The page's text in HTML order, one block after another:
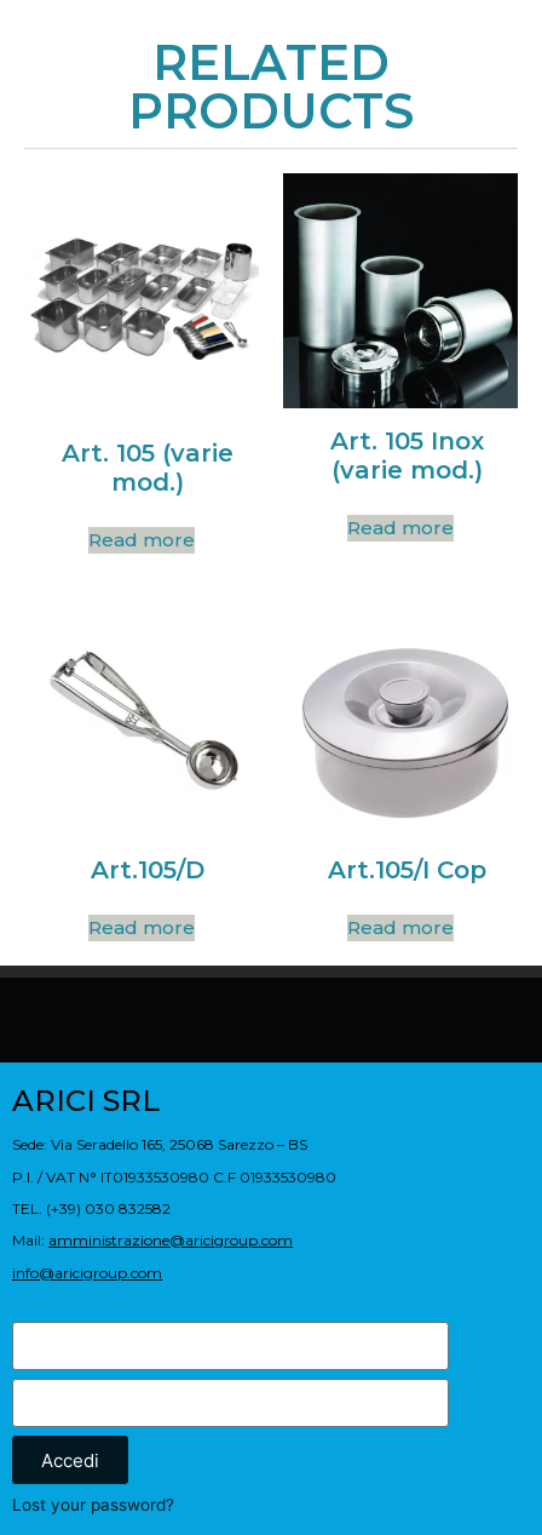
RELATED
PRODUCTS
Art. 105 (varie
mod.)
Read more
Art. 105 Inox
(varie mod.)
Read more
Art.105/D
Read more
Art.105/I Cop
Read more
ARICI SRL
Sede: Via Seradello 165, 25068 Sarezzo – BS
P.I. / VAT N° IT01933530980 C.F 01933530980
TEL. (+39) 030 832582
Mail: amministrazione@aricigroup.com
info@aricigroup.com
Accedi
Lost your password?